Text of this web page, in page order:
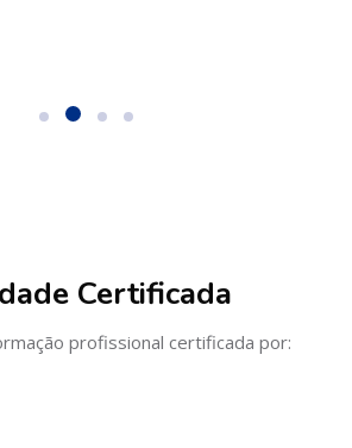
Certificada
profissional certificada por: